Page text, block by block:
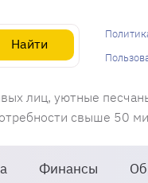
Найти
лиц, уютные
свыше 50
Финансы